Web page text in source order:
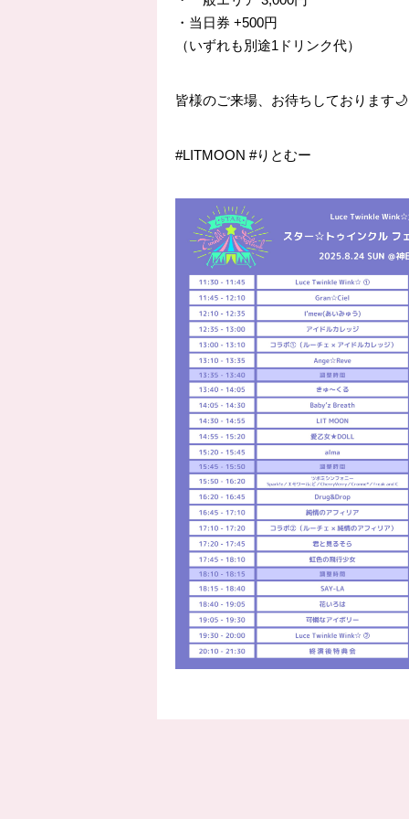
・当日券 +500円
（いずれも別途1ドリンク代）
皆様のご来場、お待ちしております
#LITMOON #りとむー